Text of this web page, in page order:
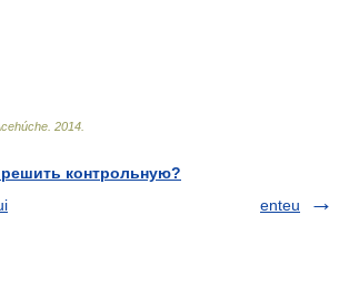
2014
контрольную?
enteu